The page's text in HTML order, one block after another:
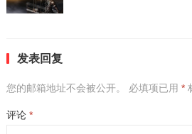
发表回复
您的邮箱地址不会被公开。 必填项已用 *
评论 *